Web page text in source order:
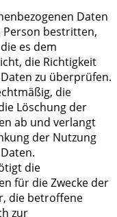
Daten
bestritten,
es dem
die Richtigkeit
zu überprüfen.
die
Löschung der
ab und verlangt
der Nutzung
die
für die Zwecke der
die betroffene
zur